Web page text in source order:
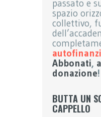
passato e
spazio
collettivo,
Abbonati,
donazione!
BUTTA UN
CAPPELLO